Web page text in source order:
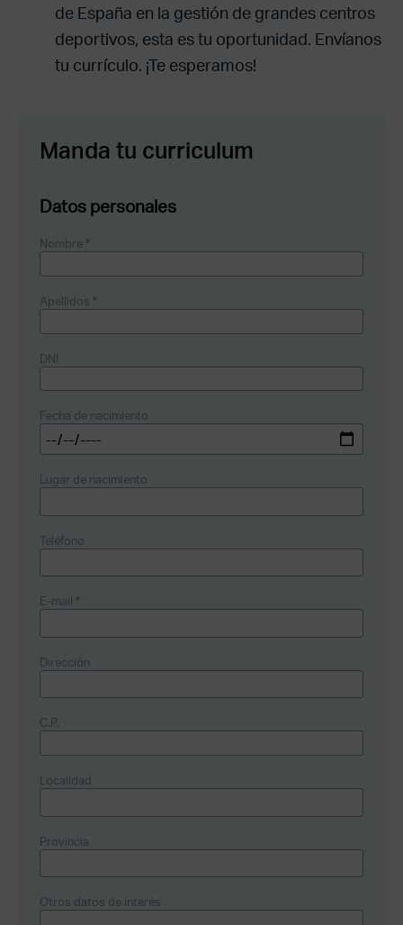
de España en la gestión de grandes centros
deportivos, esta es tu oportunidad. Envíanos
tu currículo. ¡Te esperamos!
Manda tu curriculum
Datos personales
Nombre *
Apellidos *
DNI
Fecha de nacimiento
Lugar de nacimiento
Teléfono
E-mail *
Dirección
C.P.
Localidad
Provincia
Otros datos de interés